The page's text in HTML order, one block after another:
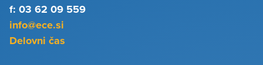
f: 03 62 09 559
info@ece.si
Delovni čas